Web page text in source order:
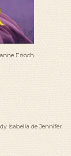
Enoch
Isabella de Jennifer